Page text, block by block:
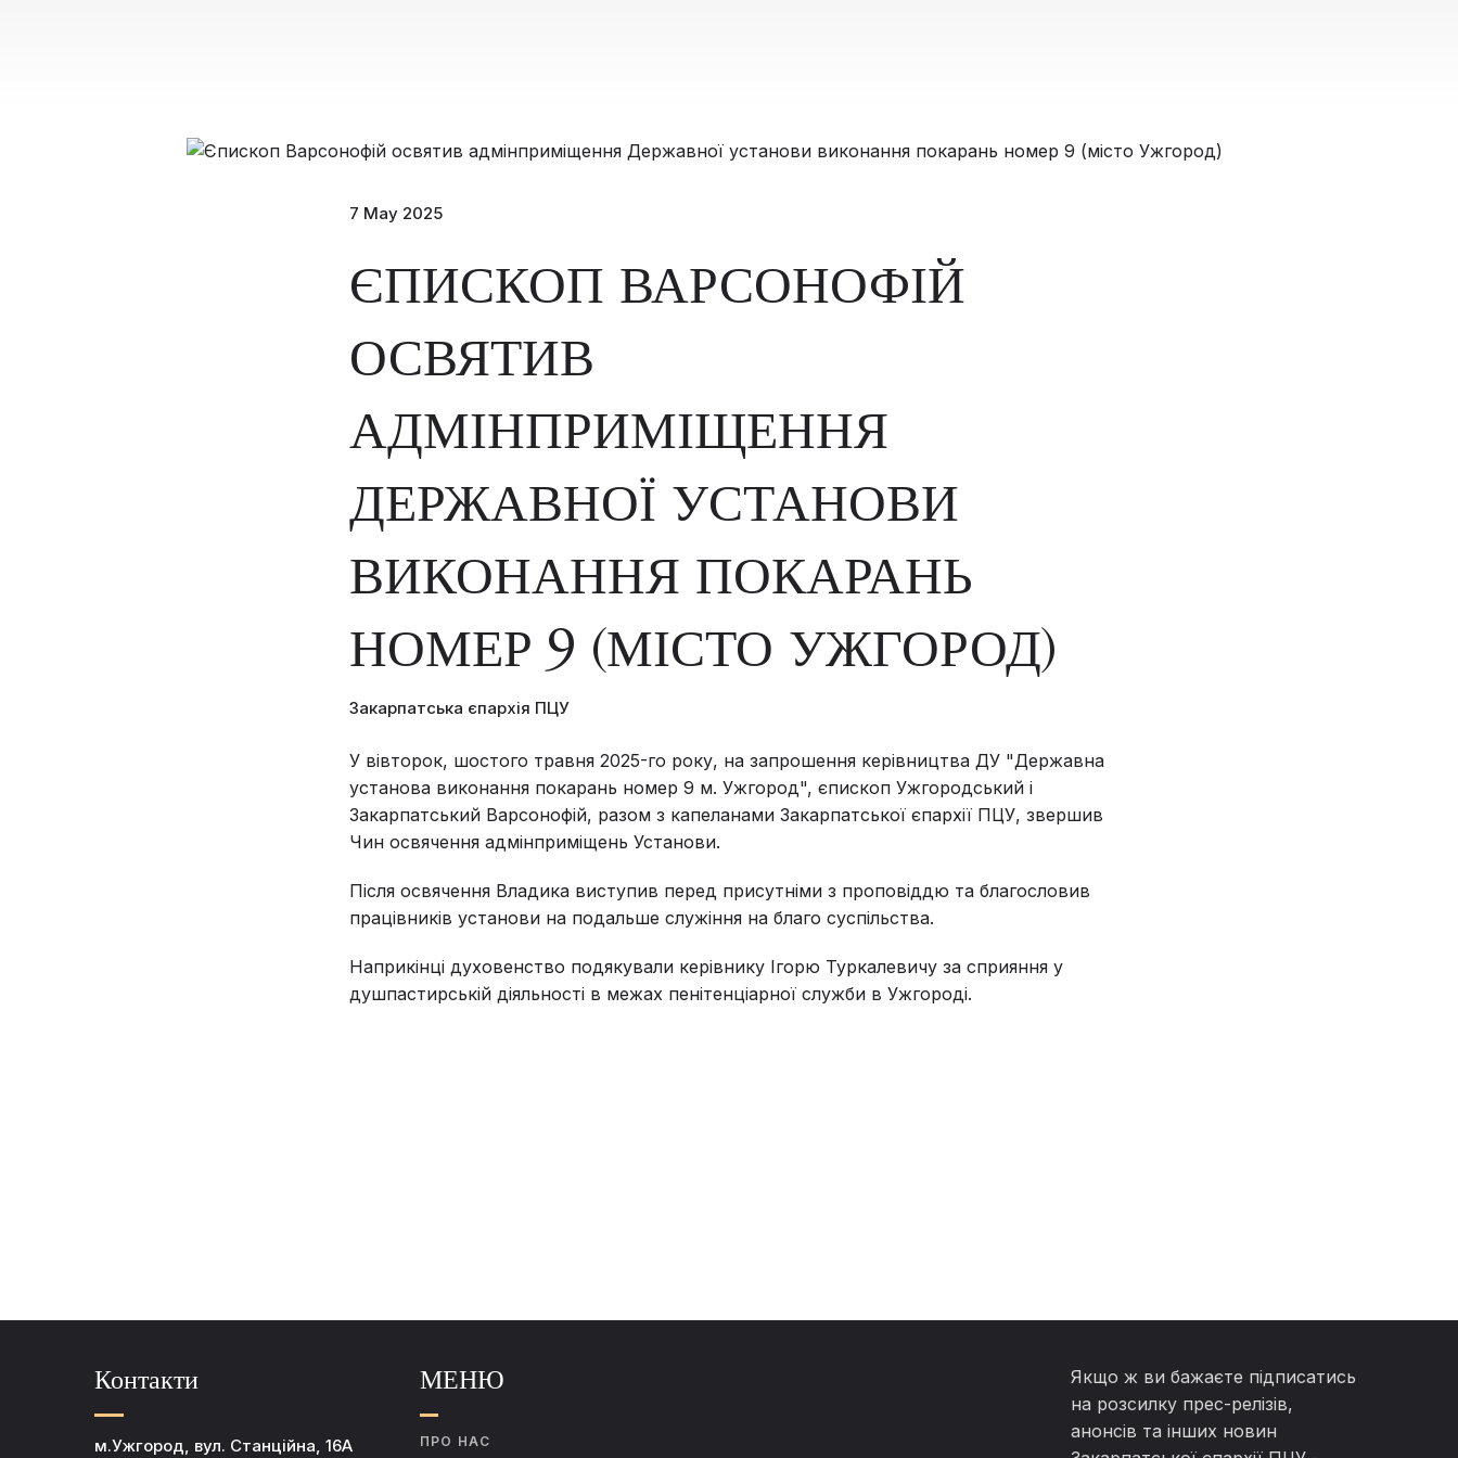
7 May 2025
ЄПИСКОП ВАРСОНОФІЙ
ОСВЯТИВ
АДМІНПРИМІЩЕННЯ
ДЕРЖАВНОЇ УСТАНОВИ
ВИКОНАННЯ ПОКАРАНЬ
НОМЕР 9 (МІСТО УЖГОРОД)
Закарпатська єпархія ПЦУ
У вівторок, шостого травня 2025-го року, на запрошення керівництва ДУ "Державна
установа виконання покарань номер 9 м. Ужгород", єпископ Ужгородський і
Закарпатський Варсонофій, разом з капеланами Закарпатської єпархії ПЦУ, звершив
Чин освячення адмінприміщень Установи.
Після освячення Владика виступив перед присутніми з проповіддю та благословив
працівників установи на подальше служіння на благо суспільства.
Наприкінці духовенство подякували керівнику Ігорю Туркалевичу за сприяння у
душпастирській діяльності в межах пенітенціарної служби в Ужгороді.
Контакти
м.Ужгород, вул. Станційна, 16А
МЕНЮ
ПРО НАС
Якщо ж ви бажаєте підписатись
на розсилку прес-релізів,
анонсів та інших новин